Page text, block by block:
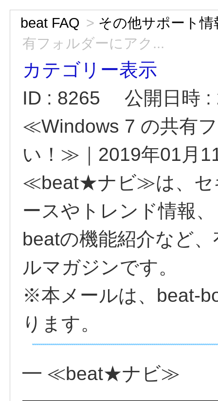
beat FAQ > その他サポート情
有フォルダーにアク...
カテゴリー表示
ID : 8265
公開日時 :
≪Windows 7 の共有
い！≫｜2019年01月
≪beat★ナビ≫は、セ
ースやトレンド情報、
beatの機能紹介など
ルマガジンです。
※本メールは、beat-
ります。
━ ≪beat★ナビ≫